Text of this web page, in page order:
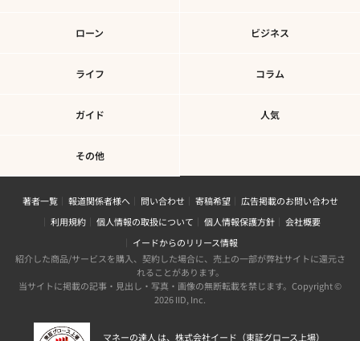
ローン ビジネス
ライフ コラム
ガイド 人気
その他
著者一覧 報道関係者様へ 問い合わせ 寄稿希望
広告掲載のお問い合わせ
利用規約
個人情報の取扱について 個人情報保護方針
会社概要
イードからのリリース情報
紹介した商品/サービスを購入、契約した場合に、売上の一部が弊社サイトに還元さ
れることがあります。
当サイトに掲載の記事・見出し・写真・画像の無断転載を禁じます。Copyright ©
2026 IID, Inc.
マネーの達人 は、株式会社イード（東証グロース上場）